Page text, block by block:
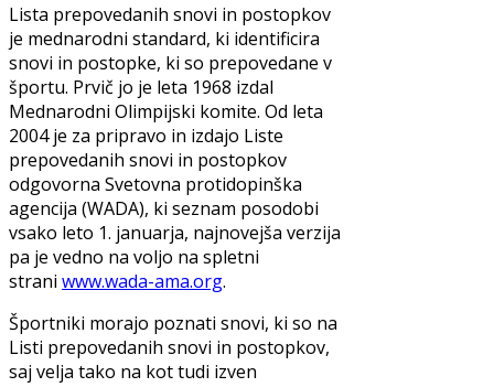
Lista prepovedanih snovi in postopkov
je mednarodni standard, ki identificira
snovi in postopke, ki so prepovedane v
športu. Prvič jo je leta 1968 izdal
Mednarodni Olimpijski komite. Od leta
2004 je za pripravo in izdajo Liste
prepovedanih snovi in postopkov
odgovorna Svetovna protidopinška
agencija (WADA), ki seznam posodobi
vsako leto 1. januarja, najnovejša verzija
pa je vedno na voljo na spletni
strani www.wada-ama.org.
Športniki morajo poznati snovi, ki so na
Listi prepovedanih snovi in postopkov,
saj velja tako na kot tudi izven